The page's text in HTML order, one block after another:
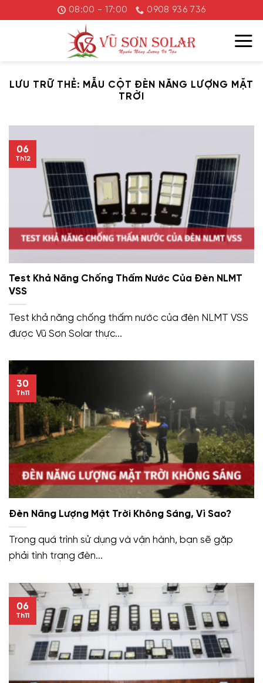
đến
08:00 - 17:00 0908 936 736
LƯU TRỮ THẺ: MẪU CỘT ĐÈN NĂNG LƯỢNG MẶT
TRỜI
Test Khả Năng Chống Thấm Nước Của Đèn NLMT
VSS
Test khả năng chống thấm nước của đèn NLMT VSS
được Vũ Sơn Solar thực...
06
Th12
Đèn Năng Lượng Mặt Trời Không Sáng, Vì Sao?
Trong quá trình sử dụng và vận hành, bạn sẽ gặp
phải tình trạng đèn...
30
Th11
06
Th11